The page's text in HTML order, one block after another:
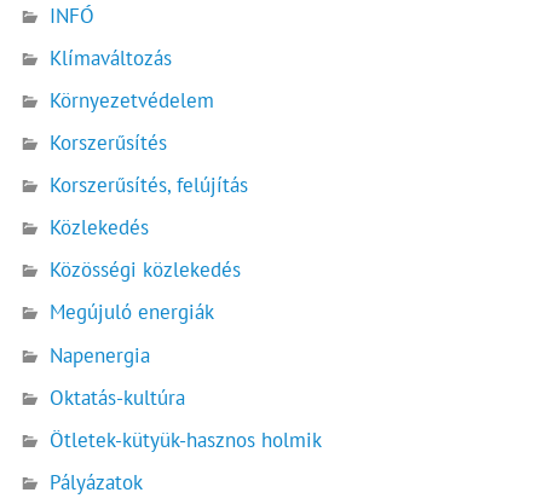
INFÓ
Klímaváltozás
Környezetvédelem
Korszerűsítés
Korszerűsítés, felújítás
Közlekedés
Közösségi közlekedés
Megújuló energiák
Napenergia
Oktatás-kultúra
Ötletek-kütyük-hasznos holmik
Pályázatok